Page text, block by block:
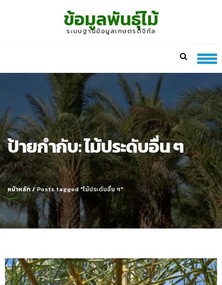
ข้อมูลพันธุ์ไม้
ระบบฐานข้อมูลเกษตรดิจิทัล
ป้ายกำกับ:ไม้ประดับอื่น ๆ
หน้าหลัก/ Posts tagged "ไม้ประดับอื่น ๆ"